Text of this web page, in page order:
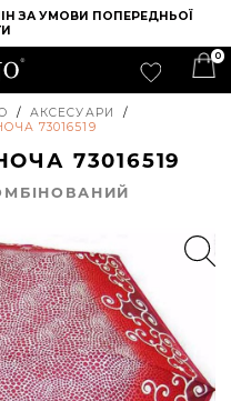
ЗА УМОВИ ПОПЕРЕДНЬОЇ
0
/ АКСЕСУАРИ
/
73016519
73016519